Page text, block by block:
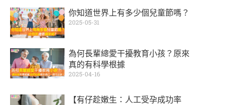
你知道世界上有多少個兒童節嗎？
2025-05-31
為何長輩總愛干擾教育小孩？原來
真的有科學根據
2025-04-16
【有仔趁嫩生：人工受孕成功率